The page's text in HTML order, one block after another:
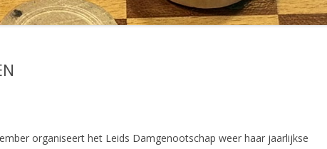
organiseert het Leids Damgenootschap weer haar jaarlijkse